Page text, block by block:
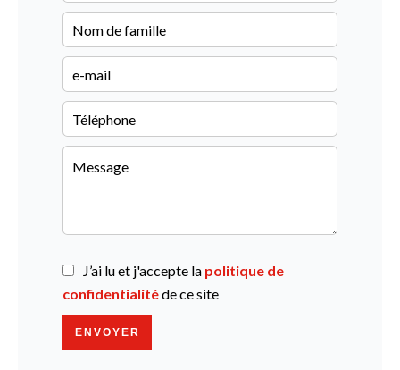
J’ai lu et j'accepte la politique de
confidentialitéde ce site
ENVOYER